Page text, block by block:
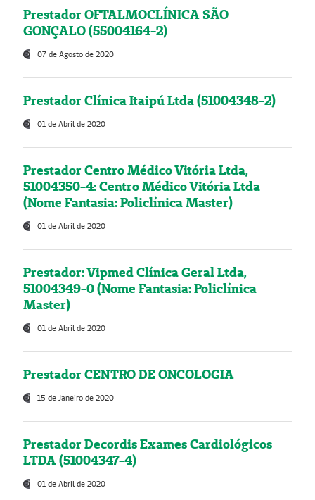
Prestador OFTALMOCLÍNICA SÃO
GONÇALO (55004164-2)
07 de Agosto de 2020
Prestador Clínica Itaipú Ltda (51004348-2)
01 de Abril de 2020
Prestador Centro Médico Vitória Ltda,
51004350-4: Centro Médico Vitória Ltda
(Nome Fantasia: Policlínica Master)
01 de Abril de 2020
Prestador: Vipmed Clínica Geral Ltda,
51004349-0 (Nome Fantasia: Policlínica
Master)
01 de Abril de 2020
Prestador CENTRO DE ONCOLOGIA
15 de Janeiro de 2020
Prestador Decordis Exames Cardiológicos
LTDA (51004347-4)
01 de Abril de 2020